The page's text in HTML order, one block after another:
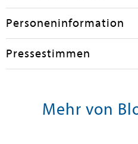
Personeninformation
Pressestimmen
Mehr von